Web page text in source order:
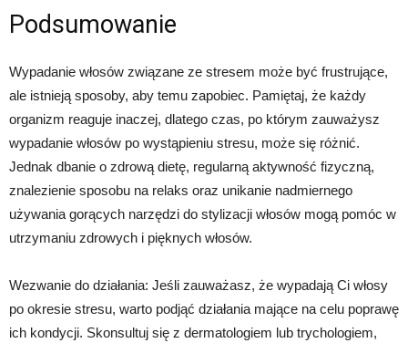
Podsumowanie
Wypadanie włosów związane ze stresem może być frustrujące,
ale istnieją sposoby, aby temu zapobiec. Pamiętaj, że każdy
organizm reaguje inaczej, dlatego czas, po którym zauważysz
wypadanie włosów po wystąpieniu stresu, może się różnić.
Jednak dbanie o zdrową dietę, regularną aktywność fizyczną,
znalezienie sposobu na relaks oraz unikanie nadmiernego
używania gorących narzędzi do stylizacji włosów mogą pomóc w
utrzymaniu zdrowych i pięknych włosów.
Wezwanie do działania: Jeśli zauważasz, że wypadają Ci włosy
po okresie stresu, warto podjąć działania mające na celu poprawę
ich kondycji. Skonsultuj się z dermatologiem lub trychologiem,